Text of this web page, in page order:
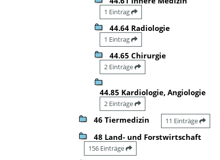
1 Eintrag
44.64 Radiologie
1 Eintrag
44.65 Chirurgie
2 Einträge
44.85 Kardiologie, Angiologie
2 Einträge
46 Tiermedizin 11 Einträge
48 Land- und Forstwirtschaft
156 Einträge